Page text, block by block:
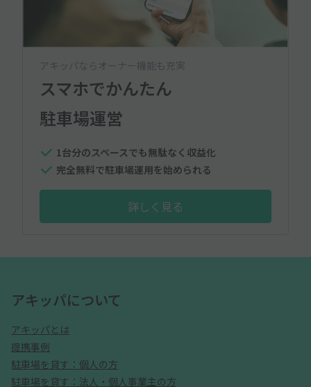
アキッパならオーナー機能も充実
スマホでかんたん
駐車場運営
1台分のスペースでも無駄なく収益化
完全無料で駐車場運用を始められる
詳しく見る
アキッパについて
アキッパとは
提携事例
駐車場を貸す：個人の方
駐車場を貸す：法人・個人事業主の方